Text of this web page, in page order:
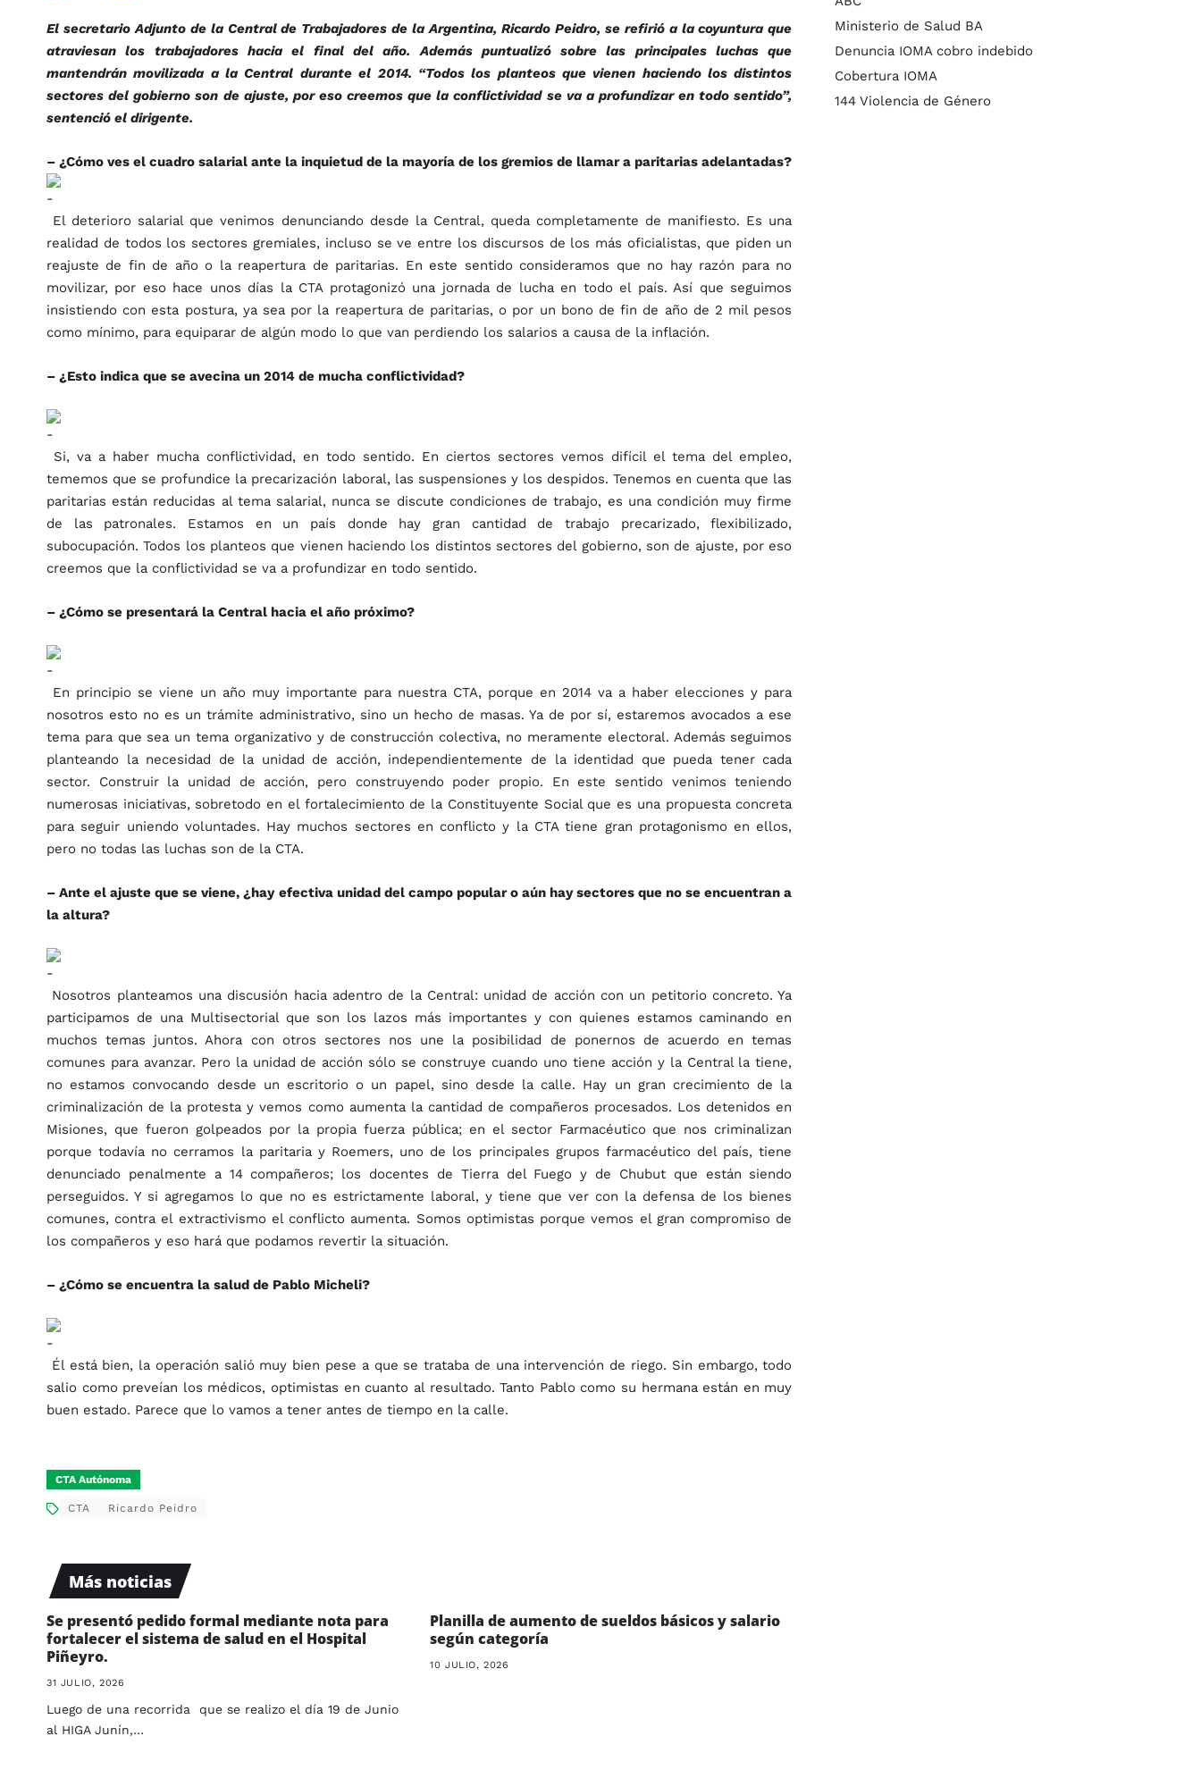
El secretario Adjunto de la Central de Trabajadores de la Argentina, Ricardo Peidro, se refirió a la coyuntura que
atraviesan los trabajadores hacia el final del año. Además puntualizó sobre las principales luchas que
mantendrán movilizada a la Central durante el 2014. “Todos los planteos que vienen haciendo los distintos
sectores del gobierno son de ajuste, por eso creemos que la conflictividad se va a profundizar en todo sentido”,
sentenció el dirigente.
– ¿Cómo ves el cuadro salarial ante la inquietud de la mayoría de los gremios de llamar a paritarias adelantadas?
El deterioro salarial que venimos denunciando desde la Central, queda completamente de manifiesto. Es una
realidad de todos los sectores gremiales, incluso se ve entre los discursos de los más oficialistas, que piden un
reajuste de fin de año o la reapertura de paritarias. En este sentido consideramos que no hay razón para no
movilizar, por eso hace unos días la CTA protagonizó una jornada de lucha en todo el país. Así que seguimos
insistiendo con esta postura, ya sea por la reapertura de paritarias, o por un bono de fin de año de 2 mil pesos
como mínimo, para equiparar de algún modo lo que van perdiendo los salarios a causa de la inflación.
– ¿Esto indica que se avecina un 2014 de mucha conflictividad?
Si, va a haber mucha conflictividad, en todo sentido. En ciertos sectores vemos difícil el tema del empleo,
tememos que se profundice la precarización laboral, las suspensiones y los despidos. Tenemos en cuenta que las
paritarias están reducidas al tema salarial, nunca se discute condiciones de trabajo, es una condición muy firme
de las patronales. Estamos en un país donde hay gran cantidad de trabajo precarizado, flexibilizado,
subocupación. Todos los planteos que vienen haciendo los distintos sectores del gobierno, son de ajuste, por eso
creemos que la conflictividad se va a profundizar en todo sentido.
– ¿Cómo se presentará la Central hacia el año próximo?
En principio se viene un año muy importante para nuestra CTA, porque en 2014 va a haber elecciones y para
nosotros esto no es un trámite administrativo, sino un hecho de masas. Ya de por sí, estaremos avocados a ese
tema para que sea un tema organizativo y de construcción colectiva, no meramente electoral. Además seguimos
planteando la necesidad de la unidad de acción, independientemente de la identidad que pueda tener cada
sector. Construir la unidad de acción, pero construyendo poder propio. En este sentido venimos teniendo
numerosas iniciativas, sobretodo en el fortalecimiento de la Constituyente Social que es una propuesta concreta
para seguir uniendo voluntades. Hay muchos sectores en conflicto y la CTA tiene gran protagonismo en ellos,
pero no todas las luchas son de la CTA.
– Ante el ajuste que se viene, ¿hay efectiva unidad del campo popular o aún hay sectores que no se encuentran a
la altura?
Nosotros planteamos una discusión hacia adentro de la Central: unidad de acción con un petitorio concreto. Ya
participamos de una Multisectorial que son los lazos más importantes y con quienes estamos caminando en
muchos temas juntos. Ahora con otros sectores nos une la posibilidad de ponernos de acuerdo en temas
comunes para avanzar. Pero la unidad de acción sólo se construye cuando uno tiene acción y la Central la tiene,
no estamos convocando desde un escritorio o un papel, sino desde la calle. Hay un gran crecimiento de la
criminalización de la protesta y vemos como aumenta la cantidad de compañeros procesados. Los detenidos en
Misiones, que fueron golpeados por la propia fuerza pública; en el sector Farmacéutico que nos criminalizan
porque todavía no cerramos la paritaria y Roemers, uno de los principales grupos farmacéutico del país, tiene
denunciado penalmente a 14 compañeros; los docentes de Tierra del Fuego y de Chubut que están siendo
perseguidos. Y si agregamos lo que no es estrictamente laboral, y tiene que ver con la defensa de los bienes
comunes, contra el extractivismo el conflicto aumenta. Somos optimistas porque vemos el gran compromiso de
los compañeros y eso hará que podamos revertir la situación.
– ¿Cómo se encuentra la salud de Pablo Micheli?
Él está bien, la operación salió muy bien pese a que se trataba de una intervención de riego. Sin embargo, todo
salio como preveían los médicos, optimistas en cuanto al resultado. Tanto Pablo como su hermana están en muy
buen estado. Parece que lo vamos a tener antes de tiempo en la calle.
CTA Autónoma
CTA Ricardo Peidro
Más noticias
Se presentó pedido formal mediante nota para
fortalecer el sistema de salud en el Hospital
Piñeyro.
31 JULIO, 2026
Luego de una recorrida que se realizo el día 19 de Junio
al HIGA Junín,…
Planilla de aumento de sueldos básicos y salario
según categoría
10 JULIO, 2026
Ministerio de Salud BA
Denuncia IOMA cobro indebido
Cobertura IOMA
144 Violencia de Género